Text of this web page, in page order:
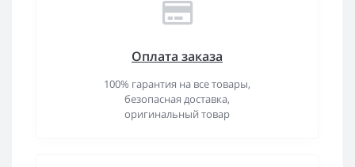
Оплата заказа
100% гарантия на все товары,
безопасная доставка,
оригинальный товар